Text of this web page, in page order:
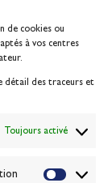
de cookies ou
à vos centres
détail des traceurs et
Toujours activé